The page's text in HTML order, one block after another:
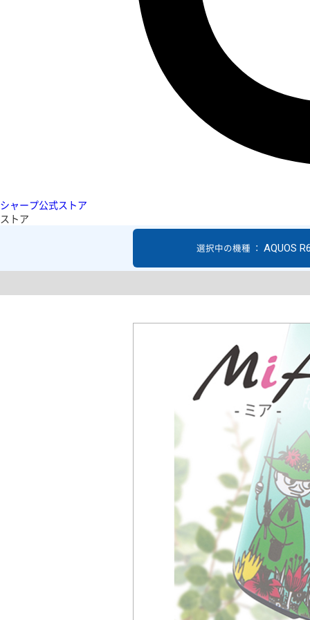
シャープ公式ストア
ストア
選択中の機種 ： AQUOS